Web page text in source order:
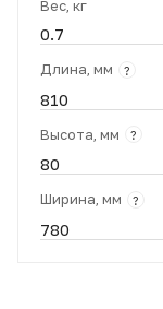
Вес, кг
0.7
Длина, мм ?
810
Высота, мм ?
80
Ширина, мм ?
780